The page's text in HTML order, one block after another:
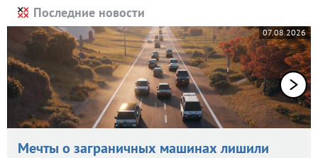
Последние новости
07.08.2026
Мечты о заграничных машинах лишили